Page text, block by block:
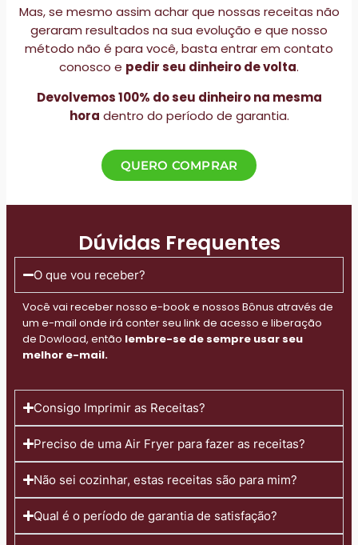
Mas, se mesmo assim achar que nossas receitas não
geraram resultados na sua evolução e que nosso
método não é para você, basta entrar em contato
conosco e pedir seu dinheiro de volta.
Devolvemos 100% do seu dinheiro na mesma
hora dentro do período de garantia.
QUERO COMPRAR
Dúvidas Frequentes
O que vou receber?
Você vai receber nosso e-book e nossos Bônus através de
um e-mail onde irá conter seu link de acesso e liberação
de Dowload, então lembre-se de sempre usar seu
melhor e-mail.
Consigo Imprimir as Receitas?
Preciso de uma Air Fryer para fazer as receitas?
Não sei cozinhar, estas receitas são para mim?
Qual é o período de garantia de satisfação?